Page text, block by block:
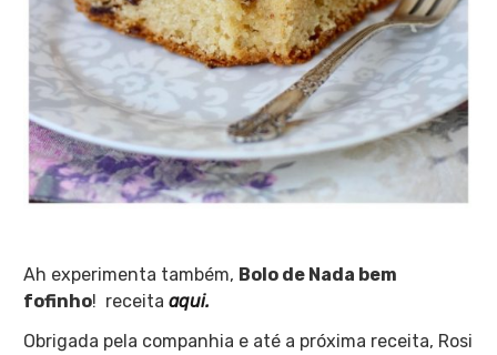
Ah experimenta também, Bolo de Nada bem
fofinho! receita aqui.
Obrigada pela companhia e até a próxima receita, Rosi